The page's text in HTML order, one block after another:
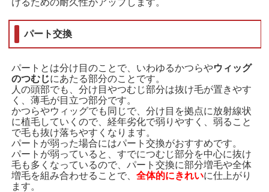
けるための耐久性がアップします。
パート交換
パートとは分け目のことで、いわゆるかつらやウィッグ
のつむじにあたる部分のことです。
人の頭部でも、分け目やつむじ部分は抜け毛が置きやす
く、薄毛が目立つ部分です。
かつらやウィッグでも同じで、分け目を拠点に放射線状
に植毛していくので、経年劣化で弱りやすく、弱ること
で毛も抜け落ちやすくなります。
パートが弱った場合にはパート交換がおすすめです。
パートが弱っていると、すでにつむじ部分を中心に抜け
毛も多くなっているので、パート交換に部分増毛や全体
増毛を組み合わせることで、全体的にきれいに仕上がり
ます。